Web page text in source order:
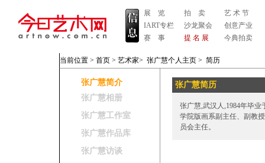
展 览
IART专栏
赛 事
拍 卖
沙龙聚会
提 名 展
艺 术 节
创意产业
今典拍卖
当前位置 > 首页 > 艺术家> 张广慧个人主页 > 简历
张广慧简介
张广慧相册
张广慧工作室
张广慧作品库
张广慧访谈
张广慧简历
张广慧,武汉人,1984年毕
学院版画系副主任、副教
员会主任。